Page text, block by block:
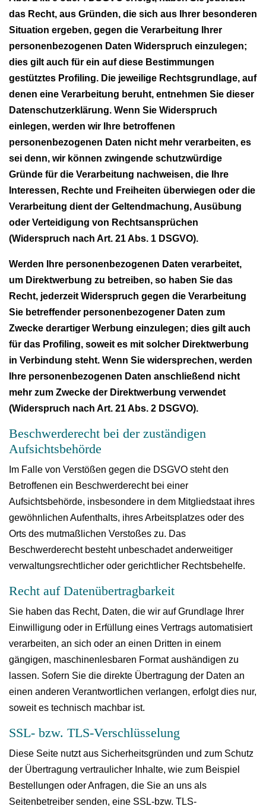
das Recht, aus Gründen, die sich aus Ihrer besonderen
Situation ergeben, gegen die Verarbeitung Ihrer
personenbezogenen Daten Widerspruch einzulegen;
dies gilt auch für ein auf diese Bestimmungen
gestütztes Profiling. Die jeweilige Rechtsgrundlage, auf
denen eine Verarbeitung beruht, entnehmen Sie dieser
Datenschutzerklärung. Wenn Sie Widerspruch
einlegen, werden wir Ihre betroffenen
personenbezogenen Daten nicht mehr verarbeiten, es
sei denn, wir können zwingende schutzwürdige
Gründe für die Verarbeitung nachweisen, die Ihre
Interessen, Rechte und Freiheiten überwiegen oder die
Verarbeitung dient der Geltendmachung, Ausübung
oder Verteidigung von Rechtsansprüchen
(Widerspruch nach Art. 21 Abs. 1 DSGVO).
Werden Ihre personenbezogenen Daten verarbeitet,
um Direktwerbung zu betreiben, so haben Sie das
Recht, jederzeit Widerspruch gegen die Verarbeitung
Sie betreffender personenbezogener Daten zum
Zwecke derartiger Werbung einzulegen; dies gilt auch
für das Profiling, soweit es mit solcher Direktwerbung
in Verbindung steht. Wenn Sie widersprechen, werden
Ihre personenbezogenen Daten anschließend nicht
mehr zum Zwecke der Direktwerbung verwendet
(Widerspruch nach Art. 21 Abs. 2 DSGVO).
Beschwerderecht bei der zuständigen
Aufsichtsbehörde
Im Falle von Verstößen gegen die DSGVO steht den
Betroffenen ein Beschwerderecht bei einer
Aufsichtsbehörde, insbesondere in dem Mitgliedstaat ihres
gewöhnlichen Aufenthalts, ihres Arbeitsplatzes oder des
Orts des mutmaßlichen Verstoßes zu. Das
Beschwerderecht besteht unbeschadet anderweitiger
verwaltungsrechtlicher oder gerichtlicher Rechtsbehelfe.
Recht auf Datenübertragbarkeit
Sie haben das Recht, Daten, die wir auf Grundlage Ihrer
Einwilligung oder in Erfüllung eines Vertrags automatisiert
verarbeiten, an sich oder an einen Dritten in einem
gängigen, maschinenlesbaren Format aushändigen zu
lassen. Sofern Sie die direkte Übertragung der Daten an
einen anderen Verantwortlichen verlangen, erfolgt dies nur,
soweit es technisch machbar ist.
SSL- bzw. TLS-Verschlüsselung
Diese Seite nutzt aus Sicherheitsgründen und zum Schutz
der Übertragung vertraulicher Inhalte, wie zum Beispiel
Bestellungen oder Anfragen, die Sie an uns als
Seitenbetreiber senden, eine SSL-bzw. TLS-